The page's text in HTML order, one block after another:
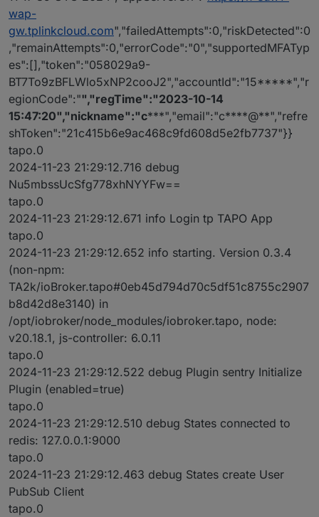
wap-
gw.tplinkcloud.com","failedAttempts":0,"riskDetected":0
,"remainAttempts":0,"errorCode":"0","supportedMFATyp
es":[],"token":"058029a9-
BT7To9zBFLWlo5xNP2cooJ2","accountId":"15*****","r
egionCode":"","regTime":"2023-10-14
15:47:20","nickname":"c***","email":"c****@**","refre
shToken":"21c415b6e9ac468c9fd608d5e2fb7737"}}
tapo.0
2024-11-23 21:29:12.716 debug
Nu5mbssUcSfg778xhNYYFw==
tapo.0
2024-11-23 21:29:12.671 info Login tp TAPO App
tapo.0
2024-11-23 21:29:12.652 info starting. Version 0.3.4
(non-npm:
TA2k/ioBroker.tapo#0eb45d794d70c5df51c8755c2907
b8d42d8e3140) in
/opt/iobroker/node_modules/iobroker.tapo, node:
v20.18.1, js-controller: 6.0.11
tapo.0
2024-11-23 21:29:12.522 debug Plugin sentry Initialize
Plugin (enabled=true)
tapo.0
2024-11-23 21:29:12.510 debug States connected to
redis: 127.0.0.1:9000
tapo.0
2024-11-23 21:29:12.463 debug States create User
PubSub Client
tapo.0